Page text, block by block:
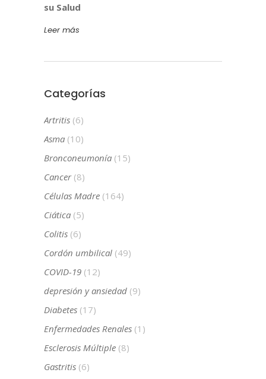
su Salud
Leer más
Categorías
Artritis (6)
Asma (10)
Bronconeumonía (15)
Cancer(8)
Células Madre (164)
Ciática (5)
Colitis (6)
Cordón umbilical (49)
COVID-19 (12)
depresión y ansiedad (9)
Diabetes (17)
Enfermedades Renales (1)
Esclerosis Múltiple (8)
Gastritis (6)